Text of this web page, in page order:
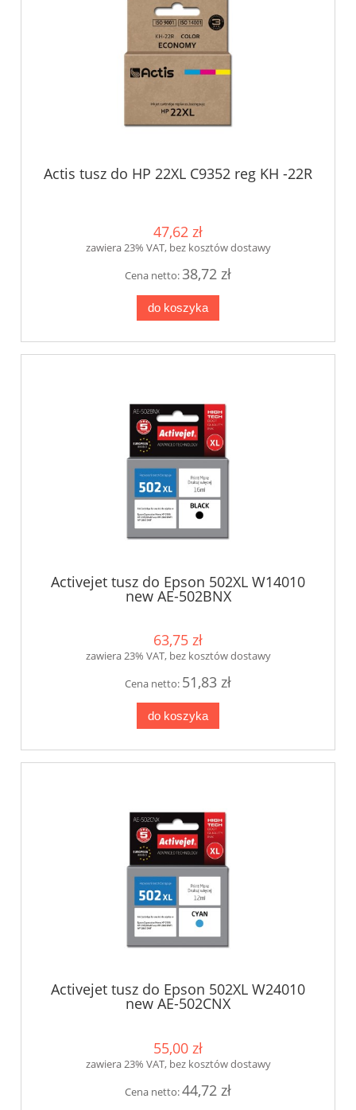
Actis tusz do HP 22XL C9352 reg KH -22R
47,62 zł
zawiera 23% VAT, bez kosztów dostawy
Cena netto:38,72 zł
do koszyka
Activejet tusz do Epson 502XL W14010
new AE-502BNX
63,75 zł
zawiera 23% VAT, bez kosztów dostawy
Cena netto: 51,83 zł
do koszyka
Activejet tusz do Epson 502XL W24010
new AE-502CNX
55,00 zł
zawiera 23% VAT, bez kosztów dostawy
Cena netto:44,72 zł